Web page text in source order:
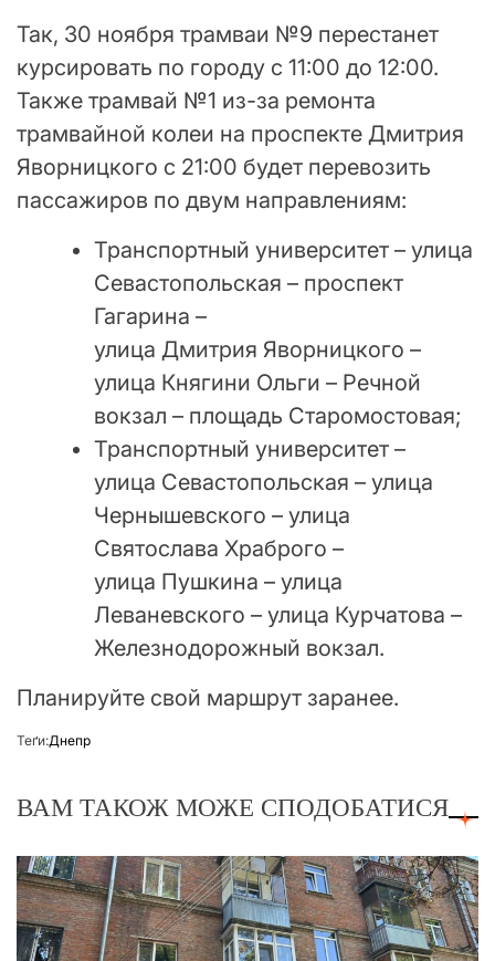
Так, 30 ноября трамваи №9 перестанет
курсировать по городу с 11:00 до 12:00.
Также трамвай №1 из-за ремонта
трамвайной колеи на проспекте Дмитрия
Яворницкого с 21:00 будет перевозить
пассажиров по двум направлениям:
Транспортный университет – улица
Севастопольская – проспект
Гагарина –
улица Дмитрия Яворницкого –
улица Княгини Ольги – Речной
вокзал – площадь Старомостовая;
Транспортный университет –
улица Севастопольская – улица
Чернышевского – улица
Святослава Храброго –
улица Пушкина – улица
Леваневского – улица Курчатова –
Железнодорожный вокзал.
Планируйте свой маршрут заранее.
Теґи:Днепр
ВАМ ТАКОЖ МОЖЕ СПОДОБАТИСЯ